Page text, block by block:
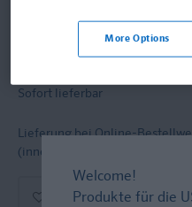
Sofort lieferbar
Lieferung bei Online-
(innerh. Deutschlands)
In den
Welcome!
Produkte für die
More Options